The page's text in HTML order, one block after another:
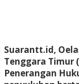
Suarantt.id,
Tenggara Timur
Penerangan